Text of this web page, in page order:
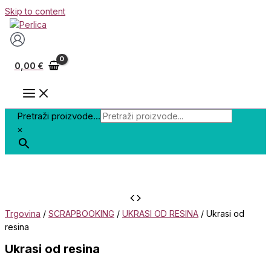
Skip to content
0,00 €
Pretraži proizvode...
×
Trgovina / SCRAPBOOKING / UKRASI OD RESINA / Ukrasi od
resina
Ukrasi od resina